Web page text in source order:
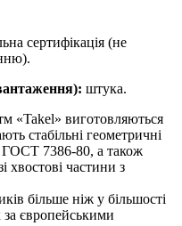
сертифікація (не
штука.
«Takel» виготовляються
стабільні геометричні
ГОСТ 7386-80, а також
хвостові частини з
більше ніж у більшості
європейськими